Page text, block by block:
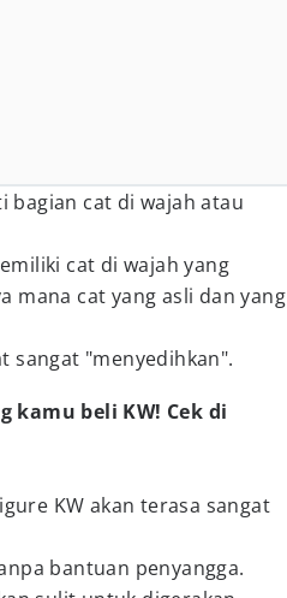
bagian cat di wajah atau
cat di wajah yang
mana cat yang asli dan yang
sangat "menyedihkan".
kamu beli KW! Cek di
KW akan terasa sangat
bantuan penyangga.